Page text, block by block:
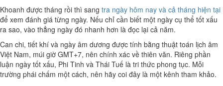
Khoanh được tháng rồi thì sang tra ngày hôm nay và cả tháng hiện tại
để xem đánh giá từng ngày. Nếu chỉ cần biết một ngày cụ thể tốt xấu
ra sao, vào thẳng ngày đó nhanh hơn là đọc lại cả năm.
Can chi, tiết khí và ngày âm dương được tính bằng thuật toán lịch âm
Việt Nam, múi giờ GMT+7, nên chính xác về thiên văn. Riêng phần
luận ngày tốt xấu, Phi Tinh và Thái Tuế là tri thức phong tục. Mỗi
trường phái chấm một cách, nên hãy coi đây là một kênh tham khảo.